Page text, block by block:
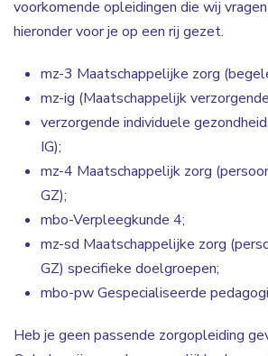
voorkomende opleidingen die wij
hieronder voor je op een rij gezet.
mz-3 Maatschappelijke zorg
mz-ig (Maatschappelijk
verzorgende individuele
IG);
mz-4 Maatschappelijk zorg
GZ);
mbo-Verpleegkunde 4;
mz-sd Maatschappelijke zorg
GZ) specifieke doelgroepen;
mbo-pw Gespecialiseerde
Heb je geen passende zorgopleiding